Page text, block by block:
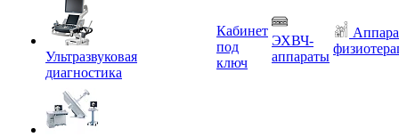
Ультразвуковая
диагностика
Кабинет
под
ключ
ЭХВЧ-
аппараты